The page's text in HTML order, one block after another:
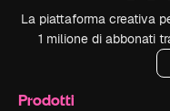
La piattaforma creativa
1 milione di abbonati
Prodotti